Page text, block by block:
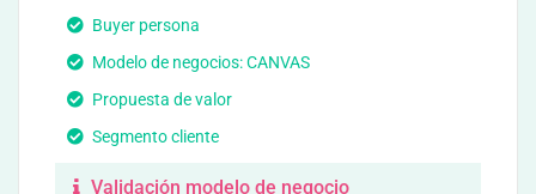
Buyer persona
Modelo de negocios: CANVAS
Propuesta de valor
Segmento cliente
Validación modelo de negocio